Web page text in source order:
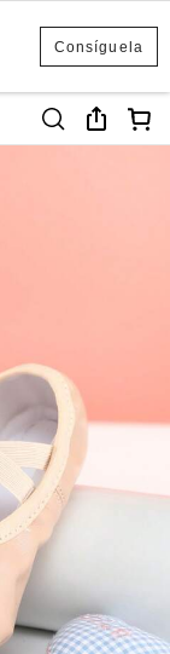
Consíguela